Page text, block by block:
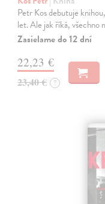
Petr Kos debutuje
let. Ale jak říká, všechno
Zasielame do 12 dní
22,23 €
23,40 € ?